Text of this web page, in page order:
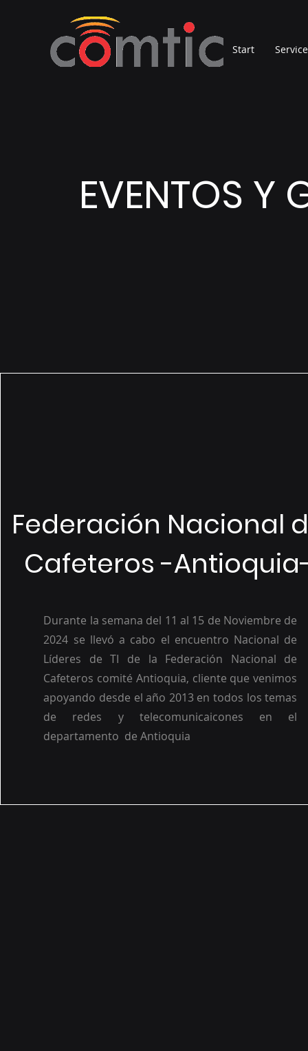
Start
EVENTOS Y
Federación Nacional
Cafeteros -
Durante la semana del 11 al 15 de Noviembre de
2024 se llevó a cabo el encuentro Nacional de
Líderes de TI de la Federación Nacional de
Cafeteros comité Antioquia, cliente que venimos
apoyando desde el año 2013 en todos los temas
de redes y telecomunicaicones en el
departamento de Antioquia